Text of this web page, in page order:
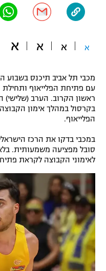
"מחצית בשכונה" –
משתתפים וזוכים
תקנון משתתפים וזוכים
תקנון עבור פעילות
טניס
גיימינג E-Sports
תנאי שימוש
מדיניות פרטיות
תקנון פעילות ספורט 1
רשיון להקרנה פומבית
הצטרפות לחבילת
אופניים
ספורט מוטורי
פוטבול אמריקאי NFL
בייסבול MLB
ספורט אתגרי ואקסטרים
גיימינג E-Sports
א א א א
מכבי תל אביב תיכנס בשבוע
עם פתיחת הפלייאוף ותחילת
ראשון הקרוב. הערב (שלישי)
בקרסול במהלך אימון
הפלייאוף.
במכבי בדקו את הרכז
סובל מפציעה משמעותית.
לאימוני הקבוצה לקראת